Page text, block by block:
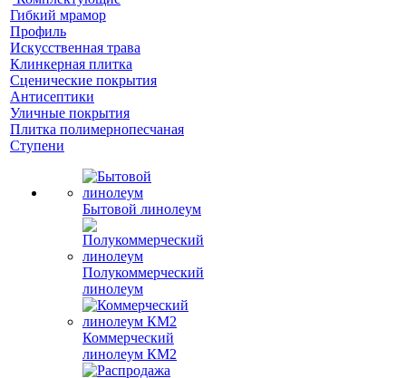
Гибкий мрамор
Профиль
Искусственная трава
Клинкерная плитка
Сценические покрытия
Антисептики
Уличные покрытия
Плитка полимернопесчаная
Ступени
Бытовой линолеум
Полукоммерческий
линолеум
Коммерческий
линолеум КМ2